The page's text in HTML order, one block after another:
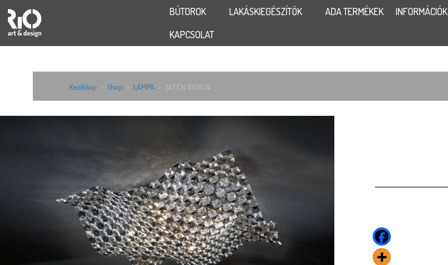
BÚTOROK LAKÁSKIEGÉSZÍTŐK ADA TERMÉKEK INFORMÁCIÓK
KAPCSOLAT
Kezdőlap > Shop > LÁMPA > SATÉN 160674